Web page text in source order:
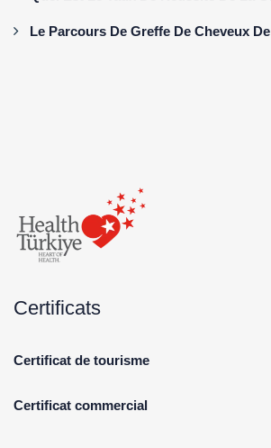
Le Parcours De Greffe De Cheveux
Certificats
Certificat de tourisme
Certificat commercial